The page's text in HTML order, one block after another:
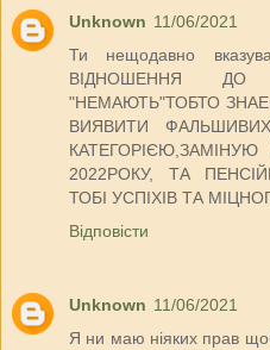
Unknown 11/06/2021
Ти нещодавно
ВІДНОШЕННЯ
"НЕМАЮТЬ"ТОБТО
ВИЯВИТИ
2022РОКУ, ТА
ТОБІ УСПІХІВ ТА
Відповісти
Unknown 11/06/2021
Я ни маю ніяких прав